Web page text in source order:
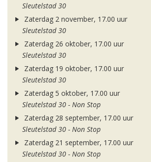
Sleutelstad 30
Zaterdag 2 november, 17.00 uur
Sleutelstad 30
Zaterdag 26 oktober, 17.00 uur
Sleutelstad 30
Zaterdag 19 oktober, 17.00 uur
Sleutelstad 30
Zaterdag 5 oktober, 17.00 uur
Sleutelstad 30 - Non Stop
Zaterdag 28 september, 17.00 uur
Sleutelstad 30 - Non Stop
Zaterdag 21 september, 17.00 uur
Sleutelstad 30 - Non Stop